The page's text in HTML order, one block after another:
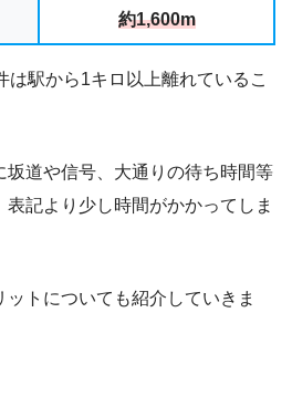
約1,600m
は駅から1キロ以上離れているこ
坂道や信号、大通りの待ち時間等
記より少し時間がかかってしま
トについても紹介していきま